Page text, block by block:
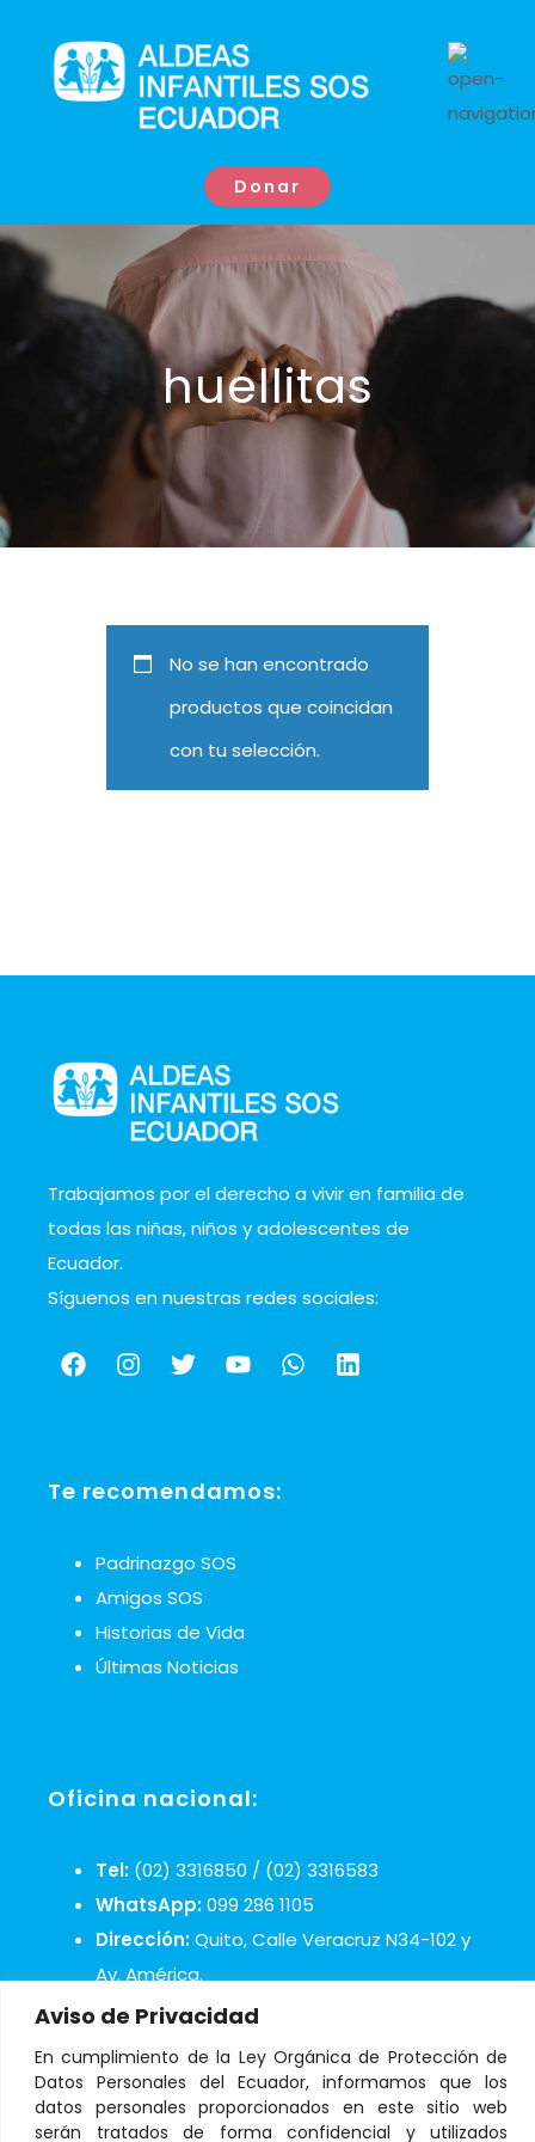
Aviso de Privacidad
En cumplimiento de la Ley Orgánica de Protección de
Datos Personales del Ecuador, informamos que los
datos personales proporcionados en este sitio web
serán tratados de forma confidencial y utilizados
Donar
huellitas
No se han encontrado
productos que coincidan
con tu selección.
Trabajamos por el derecho a vivir en familia de
todas las niñas, niños y adolescentes de
Ecuador.
Síguenos en nuestras redes sociales:
Te recomendamos:
Padrinazgo SOS
Amigos SOS
Historias de Vida
Últimas Noticias
Oficina nacional:
Tel: (02) 3316850 / (02) 3316583
WhatsApp:099 286 1105
Dirección:Quito, Calle Veracruz N34-102 y
Av. América.
Mail:infosos@aldeasinfantiles.org.ec